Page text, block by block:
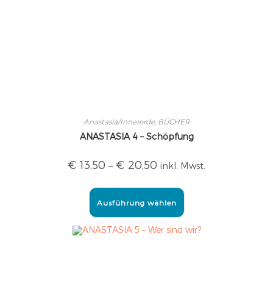
Anastasia/Innererde, BÜCHER
ANASTASIA 4 – Schöpfung
€ 13,50 – € 20,50 inkl. Mwst.
Ausführung wählen